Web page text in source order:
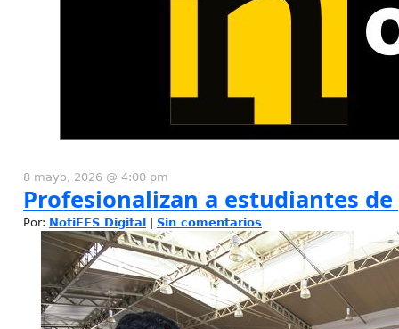
8 mayo, 2026 @ 4:00 pm
Profesionalizan a estudiantes
Por: NotiFES Digital Sin comentarios